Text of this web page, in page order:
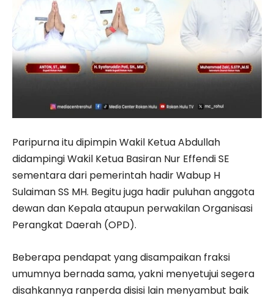
Paripurna itu dipimpin Wakil Ketua Abdullah
didampingi Wakil Ketua Basiran Nur Effendi SE
sementara dari pemerintah hadir Wabup H
Sulaiman SS MH. Begitu juga hadir puluhan anggota
dewan dan Kepala ataupun perwakilan Organisasi
Perangkat Daerah (OPD).
Beberapa pendapat yang disampaikan fraksi
umumnya bernada sama, yakni menyetujui segera
disahkannya ranperda disisi lain menyambut baik